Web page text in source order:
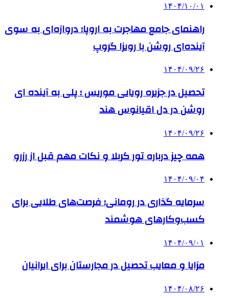
۱۴۰۴/۱۰/۰۱
راهنمای جامع مهاجرت به اروپا؛ دروازه‌ای به سوی
آینده‌ای روشن با رویزا گروپ
۱۴۰۴/۰۹/۲۶
تحصیل در جزیره رویایی موریس ؛ پلی به آینده ‌ای
روشن در دل اقیانوس ‌هند
۱۴۰۴/۰۹/۲۶
همه چیز درباره تور کربلا و نکات مهم قبل از رزرو
۱۴۰۴/۰۹/۰۴
سرمایه گذاری در رومانی؛ فرصت‌های طلایی برای
کسب‌وکارهای هوشمند
۱۴۰۴/۰۹/۰۱
مزایا و معایب تحصیل در مجارستان برای ایرانیان
۱۴۰۴/۰۸/۲۶